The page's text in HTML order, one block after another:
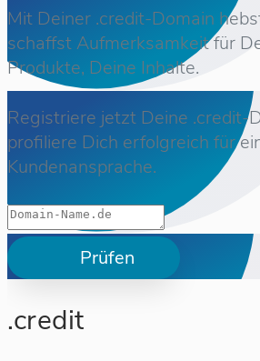
Mit Deiner .credit-Domain
schaffst Aufmerksamkeit für
Produkte, Deine Inhalte.
Registriere jetzt Deine .credit-
profiliere Dich erfolgreich für
Kundenansprache.
Prüfen
.credit